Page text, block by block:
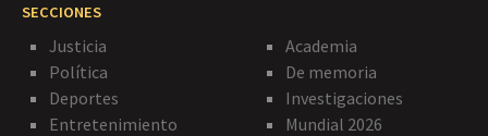
SECCIONES
Justicia
Política
Deportes
Entretenimiento
Academia
De memoria
Investigaciones
Mundial 2026